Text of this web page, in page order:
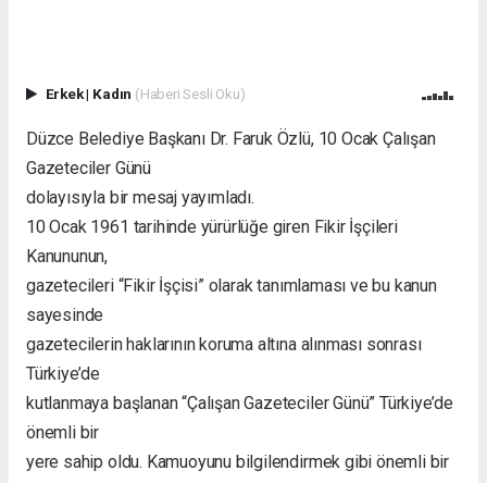
Erkek| Kadın (Haberi Sesli Oku)
Düzce Belediye Başkanı Dr. Faruk Özlü, 10 Ocak Çalışan
Gazeteciler Günü
dolayısıyla bir mesaj yayımladı.
10 Ocak 1961 tarihinde yürürlüğe giren Fikir İşçileri
Kanununun,
gazetecileri “Fikir İşçisi” olarak tanımlaması ve bu kanun
sayesinde
gazetecilerin haklarının koruma altına alınması sonrası
Türkiye’de
kutlanmaya başlanan “Çalışan Gazeteciler Günü” Türkiye’de
önemli bir
yere sahip oldu. Kamuoyunu bilgilendirmek gibi önemli bir